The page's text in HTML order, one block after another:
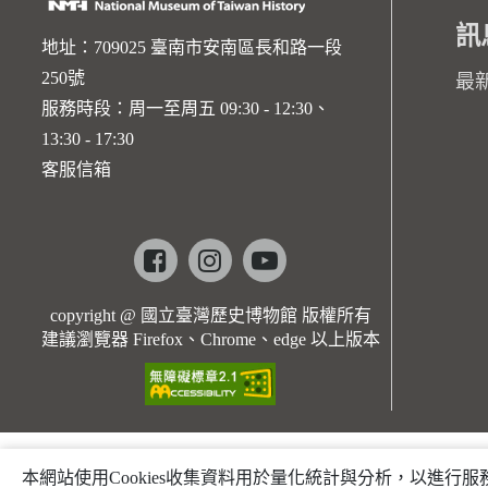
地址：709025 臺南市安南區長和路一段
250號
服務時段：周一至周五 09:30 - 12:30、
13:30 - 17:30
客服信箱
Facebookinstagramyoutube
copyright @ 國立臺灣歷史博物館 版權所有
建議瀏覽器 Firefox、Chrome、edge 以上版本
訊
最
本網站使用Cookies收集資料用於量化統計與分析，以進行